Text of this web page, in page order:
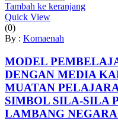
Tambah ke keranjang
Quick View
(0)
By : Komaenah
MODEL
DENGAN MEDIA
MUATAN
SIMBOL SILA-SILA
LAMBANG